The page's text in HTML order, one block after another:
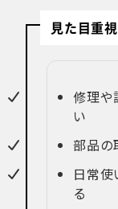
見た目重
修理や
い
部品の
日常
る